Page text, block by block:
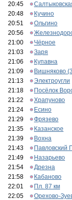
20:45
20:48
Кучино
20:51
Ольгино
20:56
21:00
Чёрное
21:03
Заря
21:06
Купавна
21:09
Вишняково
21:13
Электроугли
21:18
Посёлок
21:22
Храпуново
21:24
Есино
21:29
Фрязево
21:35
Казанское
21:39
Вохна
21:43
Павловский
21:49
Назарьево
21:54
Дрезна
21:58
Кабаново
22:01
Пл. 87 км
22:05
Орехово-